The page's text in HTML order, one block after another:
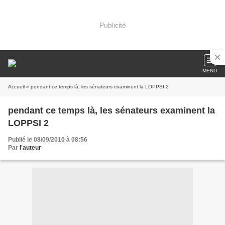
Publicité
MENU
Accueil » pendant ce temps là, les sénateurs examinent la LOPPSI 2
pendant ce temps là, les sénateurs examinent la
LOPPSI 2
Publié le 08/09/2010 à 08:56
Par l'auteur